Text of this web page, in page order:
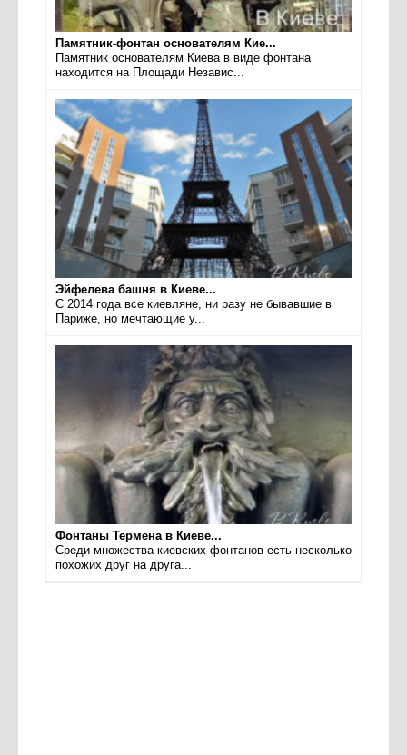
Памятник-фонтан основателям Кие...
Памятник основателям Киева в виде фонтана
находится на Площади Независ...
Эйфелева башня в Киеве...
С 2014 года все киевляне, ни разу не бывавшие в
Париже, но мечтающие у...
Фонтаны Термена в Киеве...
Среди множества киевских фонтанов есть несколько
похожих друг на друга...